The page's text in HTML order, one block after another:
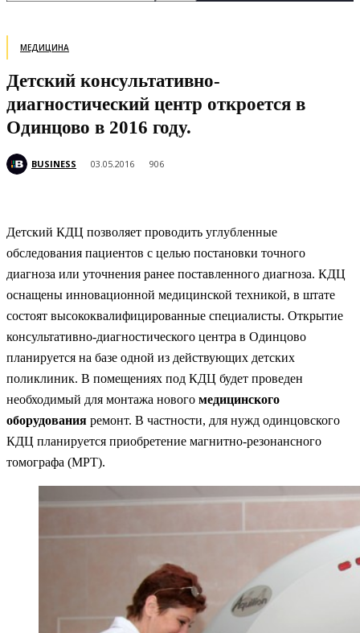
МЕДИЦИНА
Детский консультативно-
диагностический центр откроется в
Одинцово в 2016 году.
BUSINESS 03.05.2016 906
Детский КДЦ позволяет проводить углубленные
обследования пациентов с целью постановки точного
диагноза или уточнения ранее поставленного диагноза. КДЦ
оснащены инновационной медицинской техникой, в штате
состоят высококвалифицированные специалисты. Открытие
консультативно-диагностического центра в Одинцово
планируется на базе одной из действующих детских
поликлиник. В помещениях под КДЦ будет проведен
необходимый для монтажа нового медицинского
оборудования ремонт. В частности, для нужд одинцовского
КДЦ планируется приобретение магнитно-резонансного
томографа (МРТ).